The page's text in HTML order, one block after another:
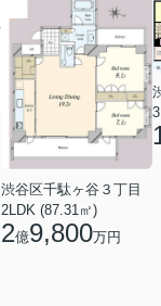
渋谷区千駄ヶ谷３丁目
2LDK (87.31㎡)
2億9,800万円